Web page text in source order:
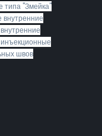
типа "Змейка"
внутренние
швов